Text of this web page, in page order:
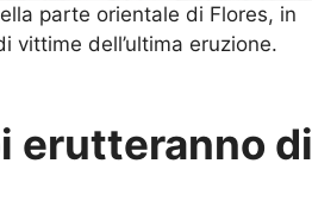
parte orientale di Flores, in
vittime dell’ultima eruzione.
erutteranno di